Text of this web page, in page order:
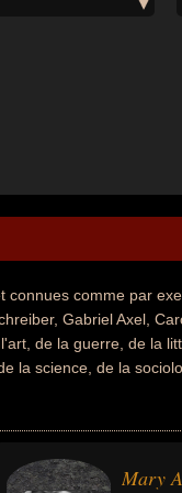
connues comme par
Gabriel Axel,
de la guerre, de la
la science, de la
sociologue,
de leurs morts, ilsMary